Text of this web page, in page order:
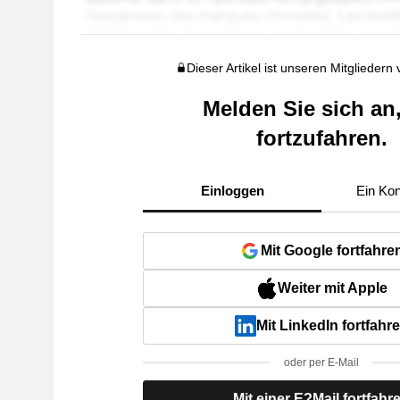
Dieser Artikel ist unseren Mitgliedern
Melden Sie sich
fortzufahren.
Einloggen Ein
Mit Google
Weiter mit Apple
Mit LinkedIn
oder per E-Mail